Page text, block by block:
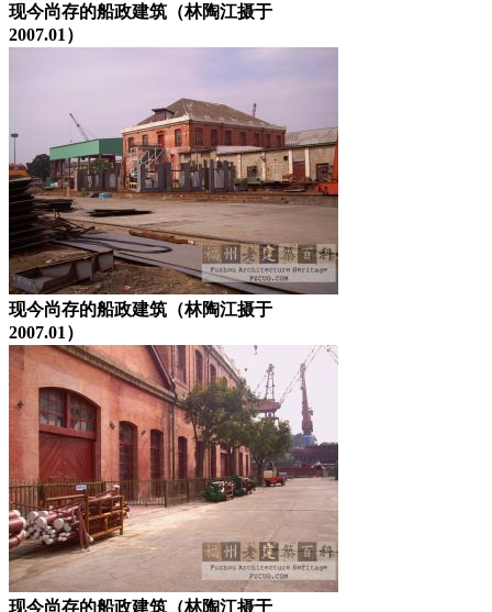
现今尚存的船政建筑（林陶江摄于
2007.01）
现今尚存的船政建筑（林陶江摄于
2007.01）
现今尚存的船政建筑（林陶江摄于